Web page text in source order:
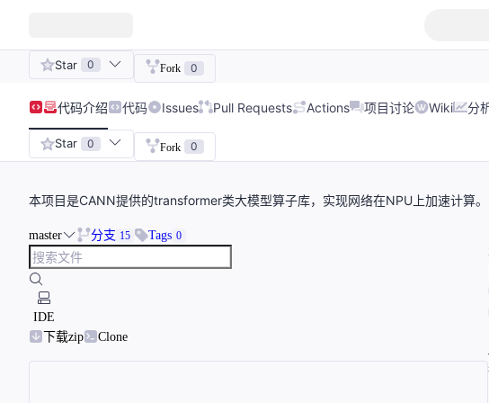
Star 0 Fork 0
代码介绍 代码 Issues Pull Requests Actions 项目讨论 Wiki 分
Star 0 Fork 0
本项目是CANN提供的transformer类大模型算子库，实现网络在NPU上加速计算。
master 分支 15 Tags 0
IDE
下载zip
Clone